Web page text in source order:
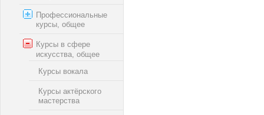
Профессиональные
курсы, общее
Курсы в сфере
искусства, общее
Курсы вокала
Курсы актёрского
мастерства